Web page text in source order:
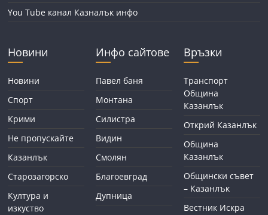
You Tube канал Казналък инфо
Новини
Новини
Спорт
Крими
Не пропускайте
Казанлък
Старозагорско
Култура и
изкуство
Инфо сайтове
Павел баня
Монтана
Силистра
Видин
Смолян
Благоевград
Дупница
Връзки
Транспорт
Община
Казанлък
Открий Казанлък
Община
Казанлък
Общински съвет
– Казанлък
Вестник Искра